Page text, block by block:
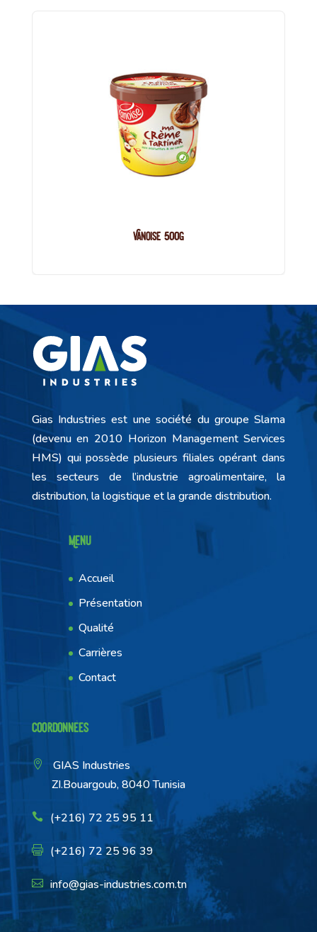
Vanoise 500g
Gias Industries est une société du groupe Slama
(devenu en 2010 Horizon Management Services
HMS) qui possède plusieurs filiales opérant dans
les secteurs de l’industrie agroalimentaire, la
distribution, la logistique et la grande distribution.
Menu
Accueil
Présentation
Qualité
Carrières
Contact
Coordonnées
GIAS Industries
ZI.Bouargoub, 8040 Tunisia
(+216) 72 25 95 11
(+216) 72 25 96 39
info@gias-industries.com.tn